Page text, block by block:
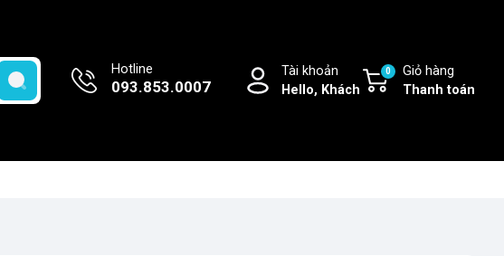
Hotline
093.853.0007
Tài khoản
Hello, Khách
Giỏ hàng
Thanh toán
0